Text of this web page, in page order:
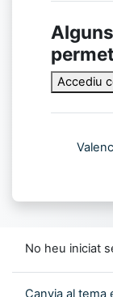
Accediu
No heu iniciat
Canvia al tema